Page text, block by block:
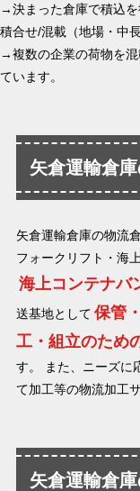
→決まった倉庫で積込を
積合せ/混載（地場・中長
→複数の企業の荷物を
ています。
矢倉運輸倉
矢倉運輸倉庫の物流
フォークリフト・海
海上コンテナバ
送基地として 保管
工・組立のため
す。 また、ニーズに
て加工等の物流加工
矢倉運輸倉